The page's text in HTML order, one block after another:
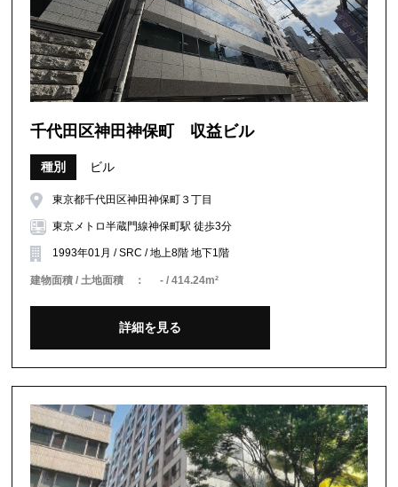
千代田区神田神保町 収益ビル
種別 ビル
東京都千代田区神田神保町３丁目
東京メトロ半蔵門線神保町駅 徒歩3分
1993年01月 / SRC / 地上8階 地下1階
建物面積 / 土地面積 ： - / 414.24m²
詳細を見る